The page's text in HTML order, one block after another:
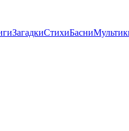
ЗагадкиСтихиБасни